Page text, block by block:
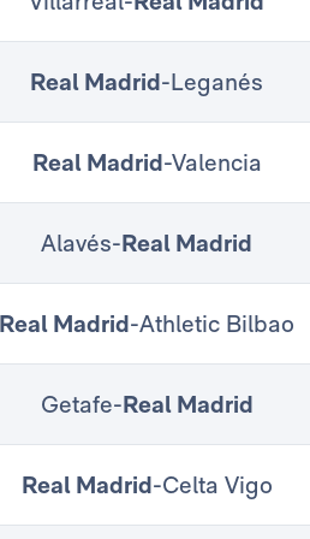
Real Madrid-Leganés
Real Madrid-Valencia
Alavés-Real Madrid
Real Madrid-Athletic Bilbao
Getafe-Real Madrid
Real Madrid-Celta Vigo